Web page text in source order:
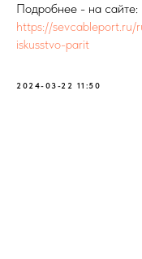
Подробнее - на сайте:
https://sevcableport.ru/
iskusstvo-parit
2024-03-22 11:50